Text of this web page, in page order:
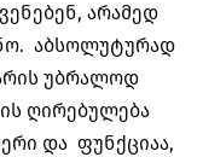
არამედ
აბსოლუტურად
უბრალოდ
ღირებულება
და ფუნქციაა,